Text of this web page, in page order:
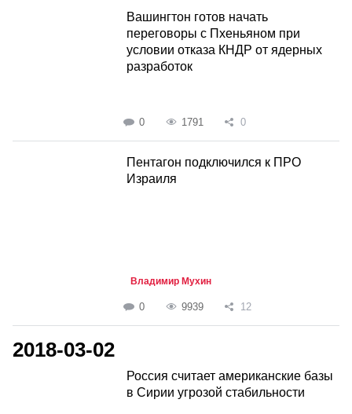
Вашингтон готов начать
переговоры с Пхеньяном при
условии отказа КНДР от ядерных
разработок
0 1791 0
Пентагон подключился к ПРО
Израиля
Владимир Мухин
0 9939 12
2018-03-02
Россия считает американские базы
в Сирии угрозой стабильности